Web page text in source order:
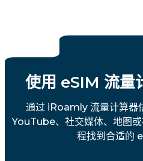
使用 eSIM 流量
通过 iRoamly 流量计算器
YouTube、社交媒体、地图
程找到合适的